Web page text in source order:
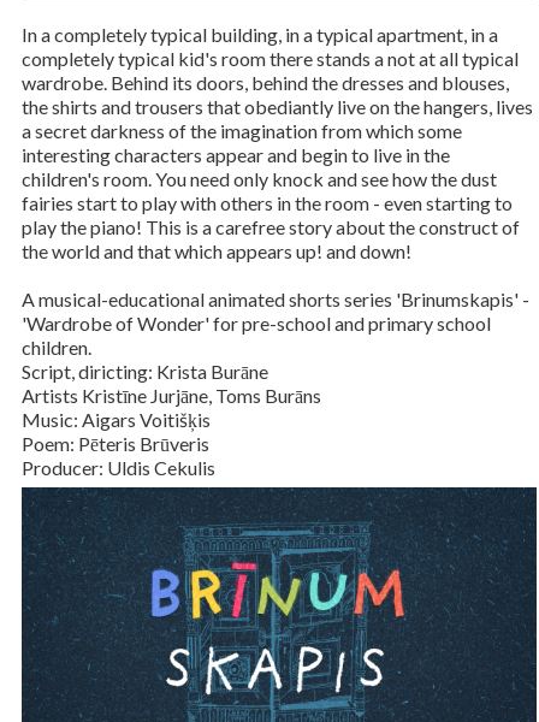
In a completely typical building, in a typical apartment, in a
completely typical kid's room there stands a not at all typical
wardrobe. Behind its doors, behind the dresses and blouses,
the shirts and trousers that obediantly live on the hangers, lives
a secret darkness of the imagination from which some
interesting characters appear and begin to live in the
children's room. You need only knock and see how the dust
fairies start to play with others in the room - even starting to
play the piano! This is a carefree story about the construct of
the world and that which appears up! and down!
A musical-educational animated shorts series 'Brinumskapis' -
'Wardrobe of Wonder' for pre-school and primary school
children.
Script, diricting: Krista Burāne
Artists Kristīne Jurjāne, Toms Burāns
Music: Aigars Voitišķis
Poem: Pēteris Brūveris
Producer: Uldis Cekulis